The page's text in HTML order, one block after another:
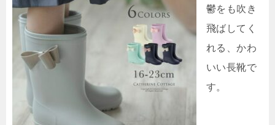
鬱をも吹き
飛ばしてく
れる、かわ
いい長靴で
す。